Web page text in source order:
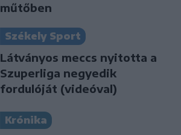
műtőben
Székely Sport
Látványos meccs nyitotta a
Szuperliga negyedik
fordulóját (videóval)
Krónika